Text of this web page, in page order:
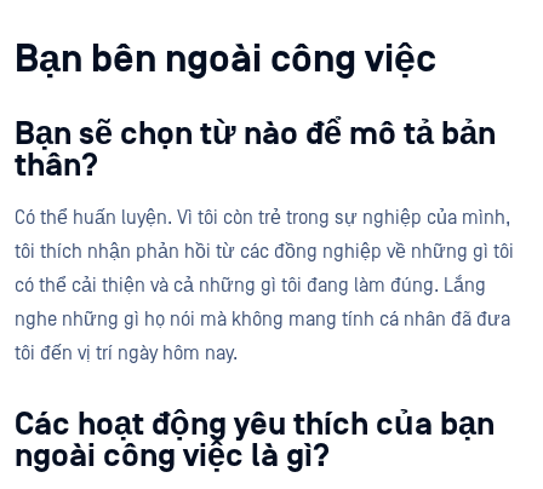
Bạn bên ngoài công việc
Bạn sẽ chọn từ nào để mô tả bản
thân?
Có thể huấn luyện. Vì tôi còn trẻ trong sự nghiệp của mình,
tôi thích nhận phản hồi từ các đồng nghiệp về những gì tôi
có thể cải thiện và cả những gì tôi đang làm đúng. Lắng
nghe những gì họ nói mà không mang tính cá nhân đã đưa
tôi đến vị trí ngày hôm nay.
Các hoạt động yêu thích của bạn
ngoài công việc là gì?